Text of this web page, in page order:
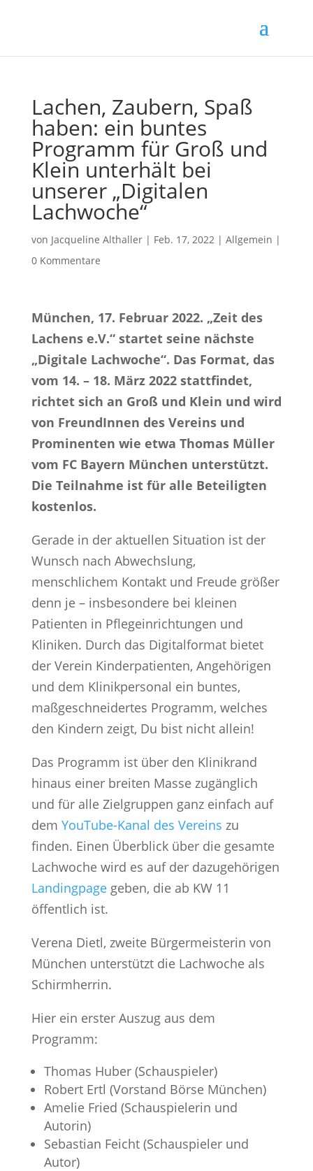
Lachen, Zaubern, Spaß
haben: ein buntes
Programm für Groß und
Klein unterhält bei
unserer „Digitalen
Lachwoche“
von Jacqueline Althaller| Feb. 17, 2022| Allgemein |
0 Kommentare
München, 17. Februar 2022. „Zeit des
Lachens e.V.“ startet seine nächste
„Digitale Lachwoche“. Das Format, das
vom 14. – 18. März 2022 stattfindet,
richtet sich an Groß und Klein und wird
von FreundInnen des Vereins und
Prominenten wie etwa Thomas Müller
vom FC Bayern München unterstützt.
Die Teilnahme ist für alle Beteiligten
kostenlos.
Gerade in der aktuellen Situation ist der
Wunsch nach Abwechslung,
menschlichem Kontakt und Freude größer
denn je – insbesondere bei kleinen
Patienten in Pflegeinrichtungen und
Kliniken. Durch das Digitalformat bietet
der Verein Kinderpatienten, Angehörigen
und dem Klinikpersonal ein buntes,
maßgeschneidertes Programm, welches
den Kindern zeigt, Du bist nicht allein!
Das Programm ist über den Klinikrand
hinaus einer breiten Masse zugänglich
und für alle Zielgruppen ganz einfach auf
dem YouTube-Kanal des Vereins zu
finden. Einen Überblick über die gesamte
Lachwoche wird es auf der dazugehörigen
Landingpagegeben, die ab KW 11
öffentlich ist.
Verena Dietl, zweite Bürgermeisterin von
München unterstützt die Lachwoche als
Schirmherrin.
Hier ein erster Auszug aus dem
Programm:
Thomas Huber (Schauspieler)
Robert Ertl (Vorstand Börse München)
Amelie Fried (Schauspielerin und
Autorin)
Sebastian Feicht (Schauspieler und
Autor)